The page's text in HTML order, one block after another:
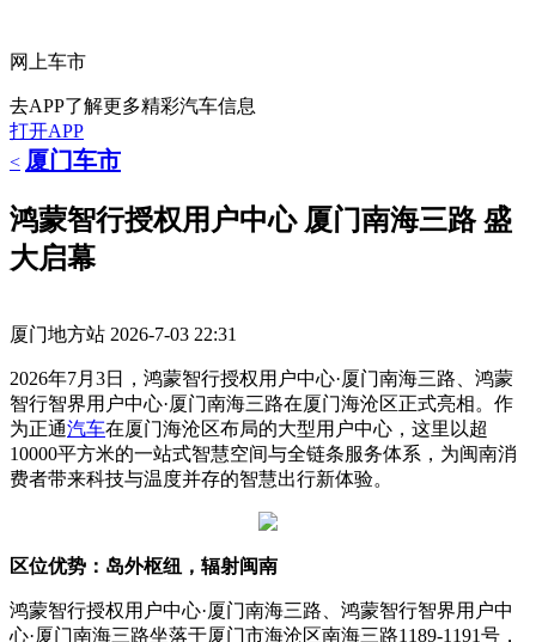
网上车市
去APP了解更多精彩汽车信息
打开APP
< 厦门车市
鸿蒙智行授权用户中心 厦门南海三路 盛
大启幕
厦门地方站 2026-7-03 22:31
2026年7月3日，鸿蒙智行授权用户中心·厦门南海三路、鸿蒙
智行智界用户中心·厦门南海三路在厦门海沧区正式亮相。作
为正通汽车在厦门海沧区布局的大型用户中心，这里以超
10000平方米的一站式智慧空间与全链条服务体系，为闽南消
费者带来科技与温度并存的智慧出行新体验。
区位优势：岛外枢纽，辐射闽南
鸿蒙智行授权用户中心·厦门南海三路、鸿蒙智行智界用户中
心·厦门南海三路坐落于厦门市海沧区南海三路1189-1191号，